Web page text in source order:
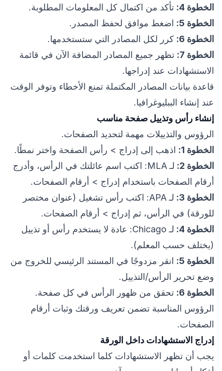
الخطوة 4:
تأكد من اكتمال كل المعلومات المطلوبة.
الخطوة 5:
اضغط موافق لحفظ المصدر.
الخطوة 6:
كرر لكل المصادر التي ستستخدمها.
الخطوة 7:
تظهر جميع المصادر المضافة الآن في قائمة
الاستشهادات عند إدراجها.
قاعدة بيانات المصادر المكتملة تمنع الأخطاء وتوفر الوقت
عند إنشاء الببليوغرافيا.
إنشاء رأس وتذييل صفحة مناسب
الرؤوس والتذييلات مهمة لتحديد الصفحات.
الخطوة 1:
اذهب إلى إدراج > رأس الصفحة واختر نمطًا.
الخطوة 2:
لـ MLA: اكتب اسم عائلتك في الرأس، وأدرج
أرقام الصفحات باستخدام إدراج > أرقام الصفحات.
الخطوة 3:
لـ APA: اكتب رأس تشغيل (عنوان مختصر
للورقة) في الرأس، ثم إدراج > أرقام الصفحات.
الخطوة 4:
لـ Chicago: عادة لا يستخدم رأس أو تذييل
(يختلف حسب المعلم).
الخطوة 5:
انقر مزدوجًا في المستند الرئيسي للخروج من
وضع تحرير الرأس/التذييل.
الخطوة 6:
تحقق من ظهور الرأس في كل صفحة.
الرؤوس المناسبة تضمن تعريف ورقتك وثبات أرقام
الصفحات.
إدراج الاستشهادات داخل الورقة
يجب أن تظهر الاستشهادات كلما استخدمت كلمات أو